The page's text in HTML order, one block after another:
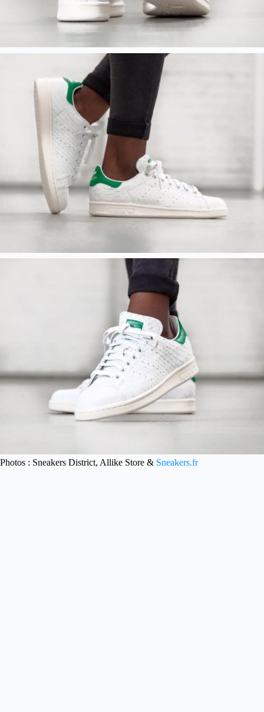
Photos : Sneakers District, Allike Store & Sneakers.fr